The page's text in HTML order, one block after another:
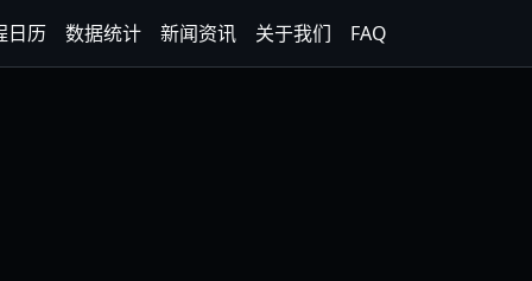
日历 数据统计 新闻资讯 关于我们 FAQ